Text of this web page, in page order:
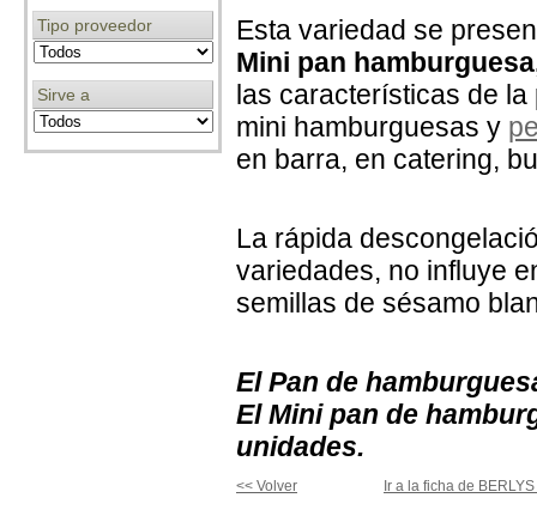
Tipo proveedor
Sirve a
Esta variedad se
Mini pan
las características de
mini hamburguesas y
en barra, en catering,
La rápida
variedades, no influye
semillas de sésamo
El Pan de
El Mini pan de
unidades.
<< Volver Ir a la ficha de